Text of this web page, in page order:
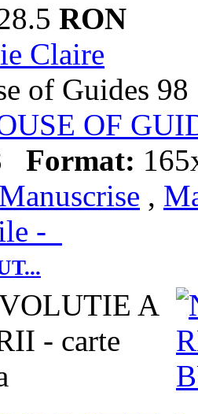
RON
Claire
of Guides 98
OF
Format:
Manuscrise ,
-